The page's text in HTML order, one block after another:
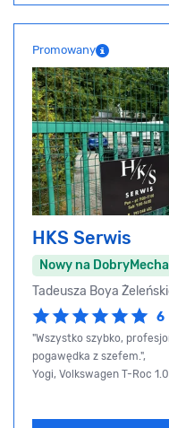
Promowany
HKS Serwis
Nowy na
Tadeusza Boya
6
"Wszystko szybko,
pogawędka z szefem.",
Yogi, Volkswagen T-Roc